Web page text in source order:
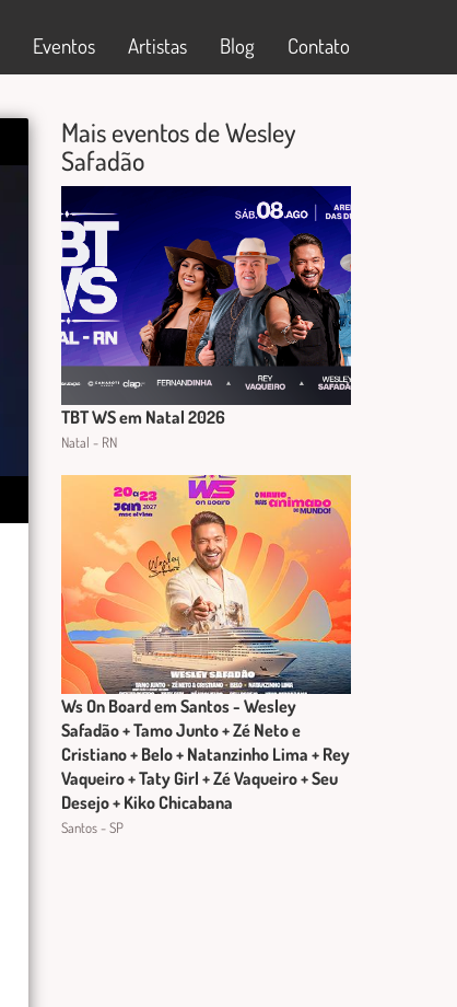
Eventos Artistas Blog Contato
Mais eventos de Wesley
Safadão
TBT WS em Natal 2026
Natal - RN
Ws On Board em Santos - Wesley
Safadão + Tamo Junto + Zé Neto e
Cristiano + Belo + Natanzinho Lima + Rey
Vaqueiro + Taty Girl + Zé Vaqueiro + Seu
Desejo + Kiko Chicabana
Santos - SP